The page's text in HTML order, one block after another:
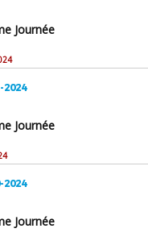
Journée
Journée
Journée